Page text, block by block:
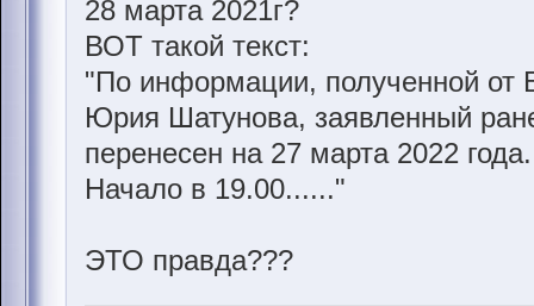
28 марта 2021г?
ВОТ такой текст:
"По информации, полученной от
Юрия Шатунова, заявленный
перенесен на 27 марта 2022 года.
Начало в 19.00......"
ЭТО правда???